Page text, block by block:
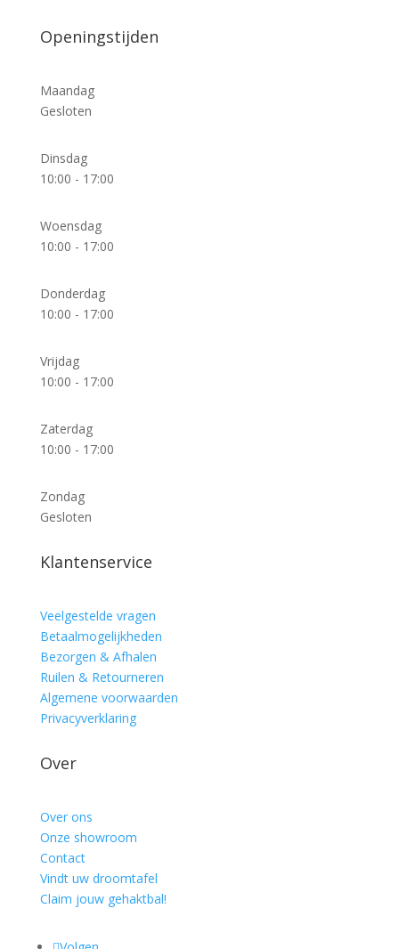
Openingstijden
Maandag
Gesloten
Dinsdag
10:00 - 17:00
Woensdag
10:00 - 17:00
Donderdag
10:00 - 17:00
Vrijdag
10:00 - 17:00
Zaterdag
10:00 - 17:00
Zondag
Gesloten
Klantenservice
Veelgestelde vragen
Betaalmogelijkheden
Bezorgen & Afhalen
Ruilen & Retourneren
Algemene voorwaarden
Privacyverklaring
Over
Over ons
Onze showroom
Contact
Vindt uw droomtafel
Claim jouw gehaktbal!